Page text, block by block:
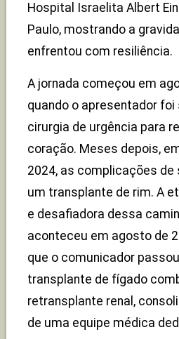
Hospital Israelita Albert
Paulo, mostrando a
enfrentou com resiliência.
A jornada começou em
quando o apresentador
cirurgia de urgência para
coração. Meses depois,
2024, as complicações de
um transplante de rim. A
e desafiadora dessa
aconteceu em agosto de
que o comunicador
transplante de fígado
retransplante renal,
de uma equipe médica